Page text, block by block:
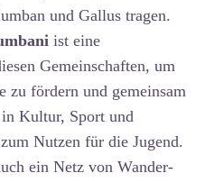
und Gallus tragen.
ist eine
Gemeinschaften, um
zu fördern und gemeinsam
Kultur, Sport und
Nutzen für die Jugend.
ein Netz von Wander-